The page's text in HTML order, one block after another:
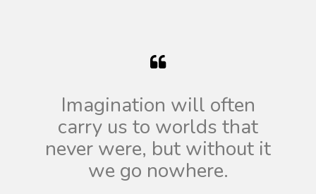
Imagination will often
carry us to worlds that
never were, but without it
we go nowhere.